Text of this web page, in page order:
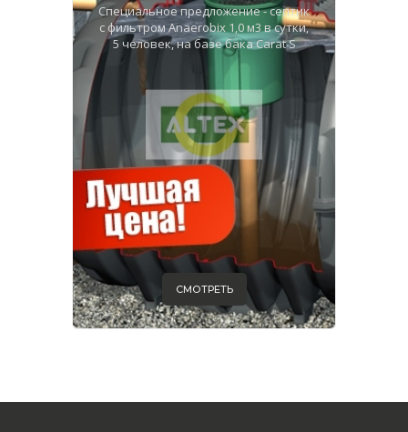
Специальное предложение - септик
с фильтром Anaerobix 1,0 м3 в сутки,
5 человек, на базе бака Carat S
СМОТРЕТЬ